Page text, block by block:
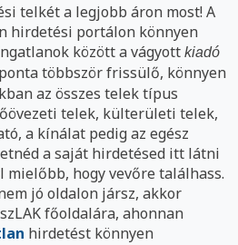
telkét a legjobb áron most! A
hirdetési portálon könnyen
között a vágyott kiadó
többször frissülő, könnyen
az összes telek típus
telek, külterületi telek,
a kínálat pedig az egész
a saját hirdetésed itt látni
mielőbb, hogy vevőre találhass.
jó oldalon jársz, akkor
főoldalára, ahonnan
hirdetést könnyen